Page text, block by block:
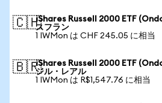
🇨🇭iShares Russell 2000 ETF
スフラン
1 IWMon は CHF 245.05 に相当
🇧🇷iShares Russell 2000 ETF
ジル・レアル
1 IWMon は R$1,547.76 に相当